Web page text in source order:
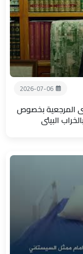
2026-07-06
المرجعية بخصوص
البيئي